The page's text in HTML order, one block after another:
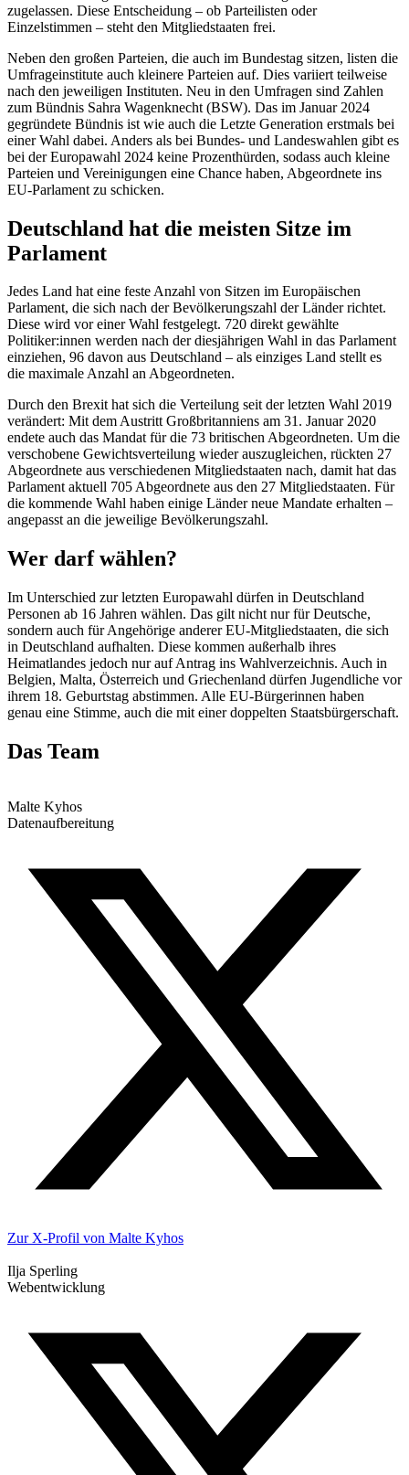
zugelassen. Diese Entscheidung – ob Parteilisten oder
Einzelstimmen – steht den Mitgliedstaaten frei.
Neben den großen Parteien, die auch im Bundestag sitzen, listen die
Umfrageinstitute auch kleinere Parteien auf. Dies variiert teilweise
nach den jeweiligen Instituten. Neu in den Umfragen sind Zahlen
zum Bündnis Sahra Wagenknecht (BSW). Das im Januar 2024
gegründete Bündnis ist wie auch die Letzte Generation erstmals bei
einer Wahl dabei. Anders als bei Bundes- und Landeswahlen gibt es
bei der Europawahl 2024 keine Prozenthürden, sodass auch kleine
Parteien und Vereinigungen eine Chance haben, Abgeordnete ins
EU-Parlament zu schicken.
Deutschland hat die meisten Sitze im
Parlament
Jedes Land hat eine feste Anzahl von Sitzen im Europäischen
Parlament, die sich nach der Bevölkerungszahl der Länder richtet.
Diese wird vor einer Wahl festgelegt. 720 direkt gewählte
Politiker:innen werden nach der diesjährigen Wahl in das Parlament
einziehen, 96 davon aus Deutschland – als einziges Land stellt es
die maximale Anzahl an Abgeordneten.
Durch den Brexit hat sich die Verteilung seit der letzten Wahl 2019
verändert: Mit dem Austritt Großbritanniens am 31. Januar 2020
endete auch das Mandat für die 73 britischen Abgeordneten. Um die
verschobene Gewichtsverteilung wieder auszugleichen, rückten 27
Abgeordnete aus verschiedenen Mitgliedstaaten nach, damit hat das
Parlament aktuell 705 Abgeordnete aus den 27 Mitgliedstaaten. Für
die kommende Wahl haben einige Länder neue Mandate erhalten –
angepasst an die jeweilige Bevölkerungszahl.
Wer darf wählen?
Im Unterschied zur letzten Europawahl dürfen in Deutschland
Personen ab 16 Jahren wählen. Das gilt nicht nur für Deutsche,
sondern auch für Angehörige anderer EU-Mitgliedstaaten, die sich
in Deutschland aufhalten. Diese kommen außerhalb ihres
Heimatlandes jedoch nur auf Antrag ins Wahlverzeichnis. Auch in
Belgien, Malta, Österreich und Griechenland dürfen Jugendliche vor
ihrem 18. Geburtstag abstimmen. Alle EU-Bürgerinnen haben
genau eine Stimme, auch die mit einer doppelten Staatsbürgerschaft.
Das Team
Malte Kyhos
Datenaufbereitung
Zur X-Profil von Malte Kyhos
Ilja Sperling
Webentwicklung